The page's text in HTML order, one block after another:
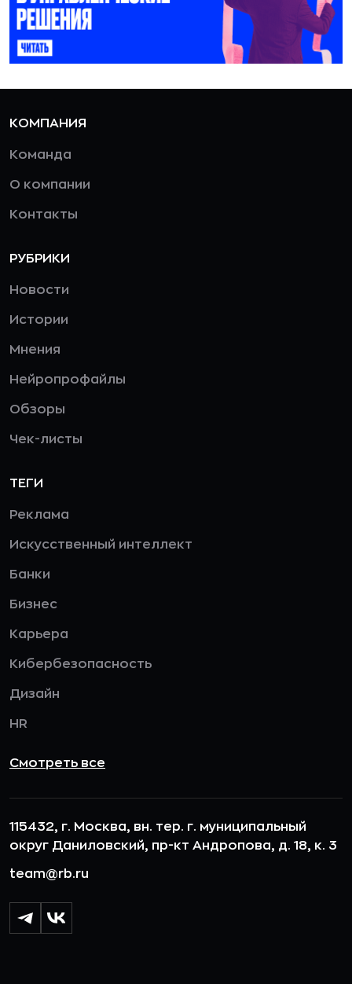
КОМПАНИЯ
Команда
О компании
Контакты
РУБРИКИ
Новости
Истории
Мнения
Нейропрофайлы
Обзоры
Чек-листы
ТЕГИ
Реклама
Искусственный интеллект
Банки
Бизнес
Карьера
Кибербезопасность
Дизайн
HR
Смотреть все
115432, г. Москва, вн. тер. г. муниципальный
округ Даниловский, пр-кт Андропова, д. 18, к. 3
team@rb.ru